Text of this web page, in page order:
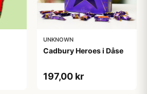
UNKNOWN
Cadbury Heroes i Dåse
197,00 kr